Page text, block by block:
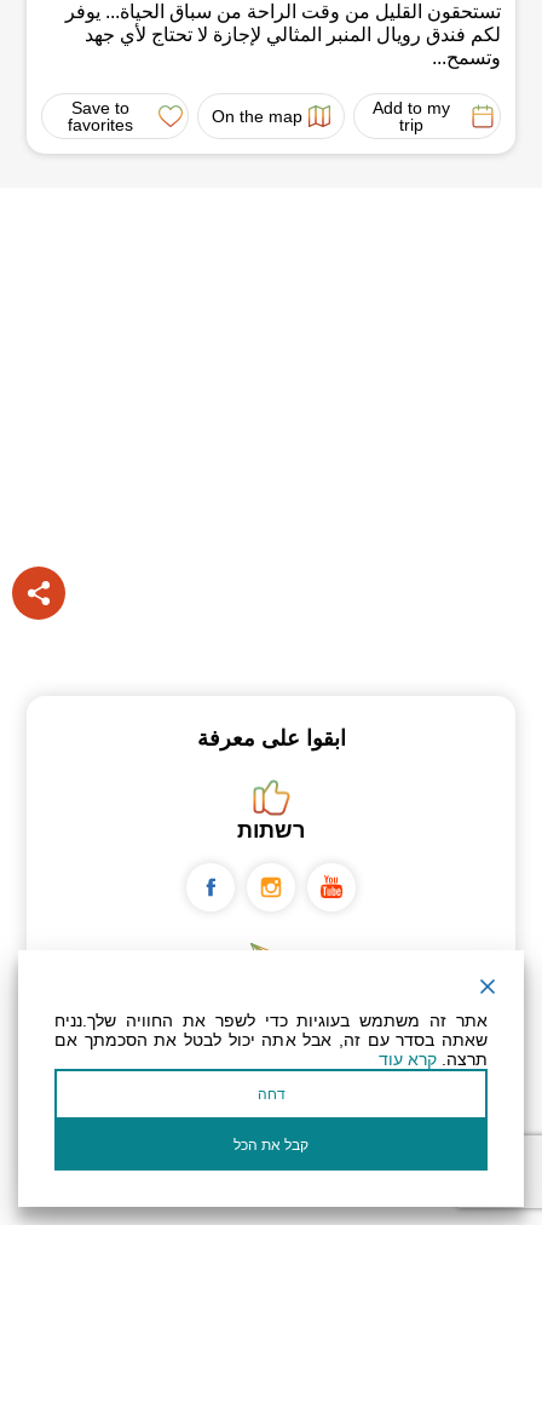
تستحقون القليل من وقت الراحة من سباق الحياة... يوفر
لكم فندق رويال المنبر المثالي لإجازة لا تحتاج لأي جهد
وتسمح...
Add to my
trip
On the map
Save to
favorites
ابقوا على معرفة
רשתות
عنوان بريدك الإلكتروني
أؤكد أنني قرأت وأوافق على سياسةالخصوصية
وسياسة ملفات تعريف الارتباط الخاصة
אתר זה משתמש בעוגיות כדי לשפר את החוויה שלך.נניח
שאתה בסדר עם זה, אבל אתה יכול לבטל את הסכמתך אם
תרצה. קרא עוד
דחה
קבל את הכל